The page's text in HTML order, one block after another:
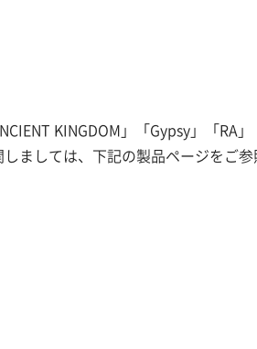
KINGDOM」「Gypsy」「RA
ましては、下記の製品ページをご参